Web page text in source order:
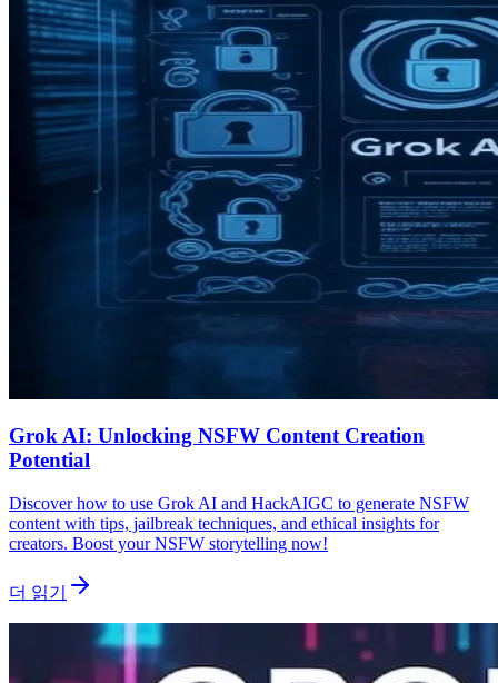
Grok AI: Unlocking NSFW Content Creation
Potential
Discover how to use Grok AI and HackAIGC to generate NSFW
content with tips, jailbreak techniques, and ethical insights for
creators. Boost your NSFW storytelling now!
더 읽기